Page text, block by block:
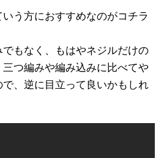
う方におすすめなのがコチラ
もなく、もはやネジルだけの
つ編みや編み込みに比べてや
、逆に目立って良いかもしれ